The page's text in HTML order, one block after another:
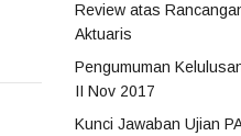
Review atas
Aktuaris
Pengumuman
II Nov 2017
Kunci Jawaban Ujian